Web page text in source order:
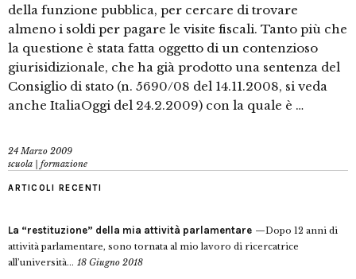
della funzione pubblica, per cercare di trovare
almeno i soldi per pagare le visite fiscali. Tanto più che
la questione è stata fatta oggetto di un contenzioso
giurisidizionale, che ha già prodotto una sentenza del
Consiglio di stato (n. 5690/08 del 14.11.2008, si veda
anche ItaliaOggi del 24.2.2009) con la quale è …
24 Marzo 2009
scuola | formazione
ARTICOLI RECENTI
La “restituzione” della mia attività parlamentare
Dopo 12 anni di
attività parlamentare, sono tornata al mio lavoro di ricercatrice
all’università... 18 Giugno 2018